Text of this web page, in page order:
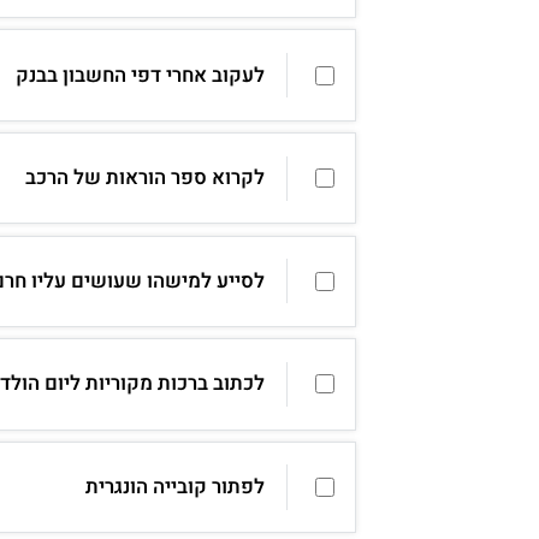
לעקוב אחרי דפי החשבון בבנק
לקרוא ספר הוראות של הרכב
לסייע למישהו שעושים עליו
לכתוב ברכות מקוריות ליום
לפתור קובייה הונגרית